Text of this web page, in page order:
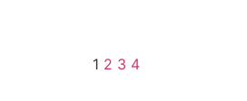
1 2 3 4